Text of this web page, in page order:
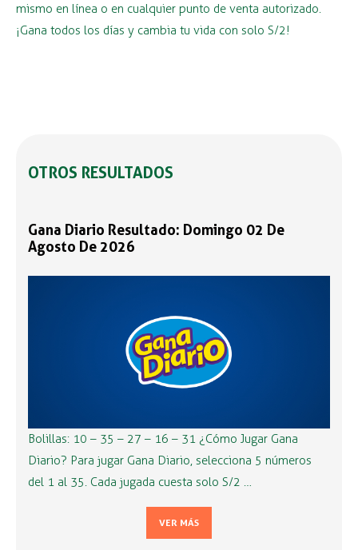
mismo en línea o en cualquier punto de venta autorizado.
¡Gana todos los días y cambia tu vida con solo S/2!
OTROS RESULTADOS
Gana Diario Resultado: Domingo 02 De
Agosto De 2026
Bolillas: 10 – 35 – 27 – 16 – 31 ¿Cómo Jugar Gana
Diario? Para jugar Gana Diario, selecciona 5 números
del 1 al 35. Cada jugada cuesta solo S/2 …
VER MÁS